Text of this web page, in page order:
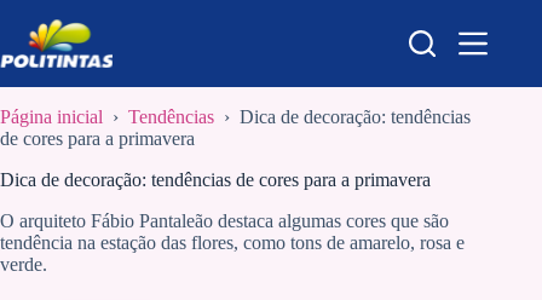
para
o
conteúdo
Página inicial › Tendências › Dica de decoração: tendências
de cores para a primavera
Dica de decoração: tendências de cores para a primavera
O arquiteto Fábio Pantaleão destaca algumas cores que são
tendência na estação das flores, como tons de amarelo, rosa e
verde.